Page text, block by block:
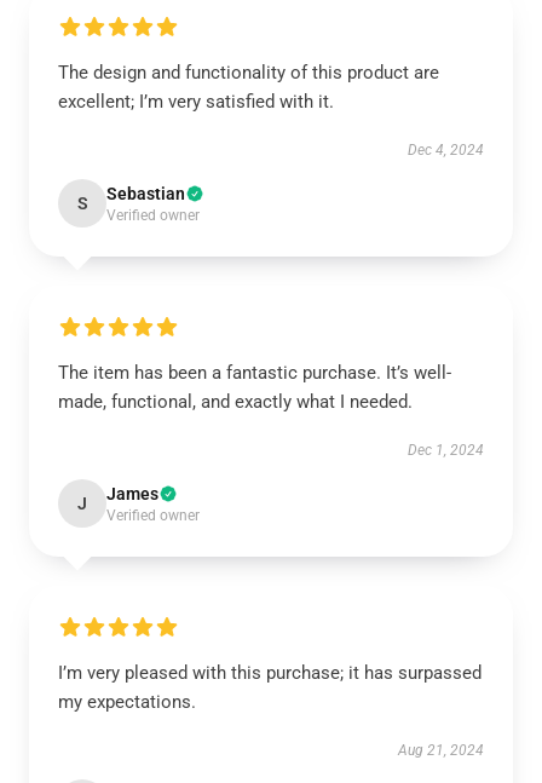
The design and functionality of this product are
excellent; I’m very satisfied with it.
Dec 4, 2024
S Sebastian
Verified owner
The item has been a fantastic purchase. It’s well-
made, functional, and exactly what I needed.
Dec 1, 2024
J James
Verified owner
I’m very pleased with this purchase; it has surpassed
my expectations.
Aug 21, 2024